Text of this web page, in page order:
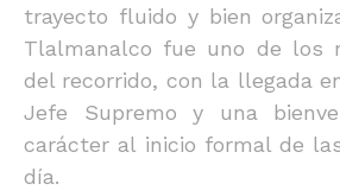
trayecto fluido y bien
Tlalmanalco fue uno de los
del recorrido, con la llegada
Jefe Supremo y una
carácter al inicio formal de
día.